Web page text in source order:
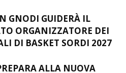
GNODI GUIDERÀ IL
ORGANIZZATORE DEI
DI BASKET SORDI 2027
ALLA NUOVA